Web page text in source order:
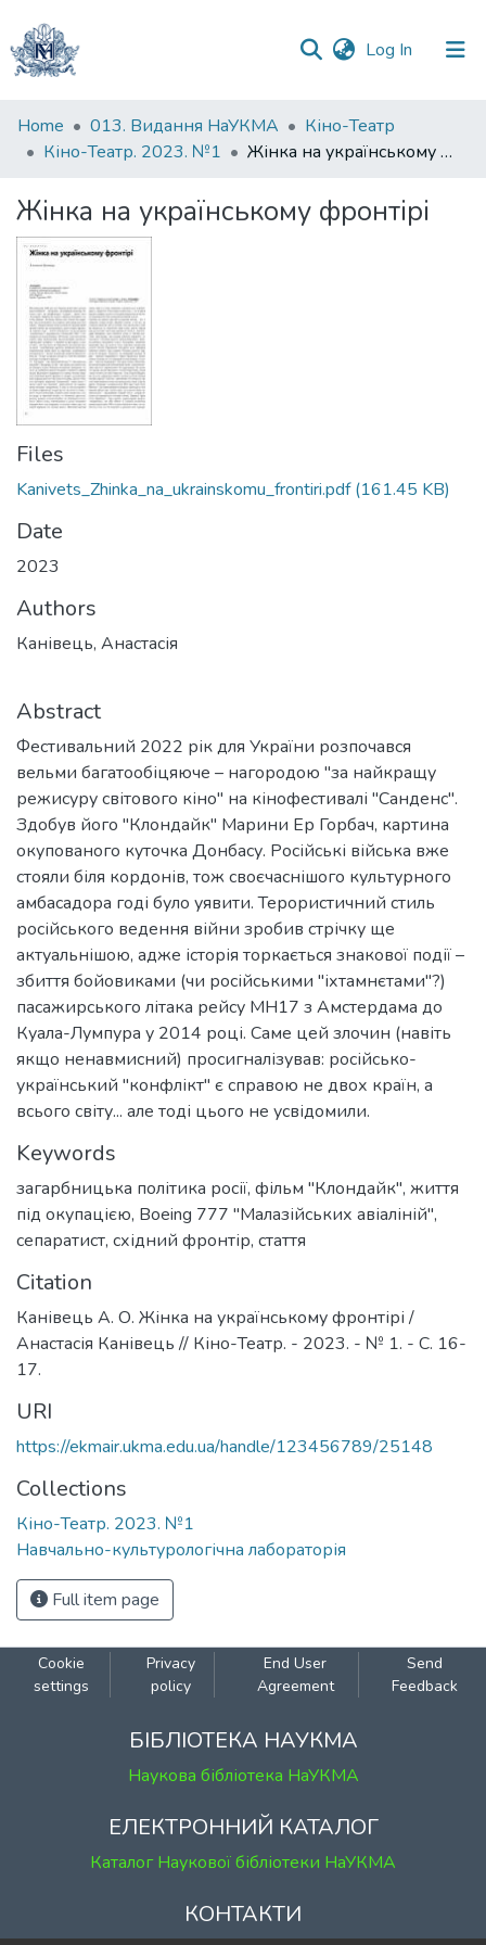
Log In (current)
Communities
&
All of DSpace
Home 013. Видання НаУКМА
Кіно-Театр
Кіно-Театр. 2023. №1
Жінка на українському фронтірі
Жінка на українському фронтірі
Files
Kanivets_Zhinka_na_ukrainskomu_frontiri.pdf(161.45 KB)
Date
2023
Authors
Канівець, Анастасія
Abstract
Фестивальний 2022 рік для України розпочався
вельми багатообіцяюче – нагородою "за найкращу
режисуру світового кіно" на кінофестивалі "Санденс".
Здобув його "Клондайк" Марини Ер Горбач, картина
окупованого куточка Донбасу. Російські війська вже
стояли біля кордонів, тож своєчаснішого культурного
амбасадора годі було уявити. Терористичний стиль
російського ведення війни зробив стрічку ще
актуальнішою, адже історія торкається знакової події –
збиття бойовиками (чи російськими "іхтамнєтами"?)
пасажирського літака рейсу MH17 з Амстердама до
Куала-Лумпура у 2014 році. Саме цей злочин (навіть
якщо ненавмисний) просигналізував: російсько-
український "конфлікт" є справою не двох країн, а
всього світу... але тоді цього не усвідомили.
Keywords
загарбницька політика росії, фільм "Клондайк", життя
під окупацією, Boeing 777 "Малазійських авіаліній",
сепаратист, східний фронтір, стаття
Citation
Канівець А. О. Жінка на українському фронтірі /
Анастасія Канівець // Кіно-Театр. - 2023. - № 1. - C. 16-
17.
URI
https://ekmair.ukma.edu.ua/handle/123456789/25148
Collections
Кіно-Театр. 2023. №1
Навчально-культурологічна лабораторія
Full item page
Cookie
settings
Privacy
policy
End User
Agreement
Send
Feedback
БІБЛІОТЕКА НАУКМА
Наукова бібліотека НаУКМА
ЕЛЕКТРОННИЙ КАТАЛОГ
Каталог Наукової бібліотеки НаУКМА
КОНТАКТИ